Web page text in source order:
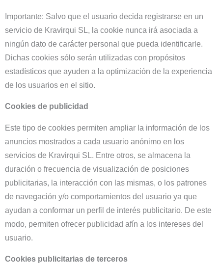
Importante: Salvo que el usuario decida registrarse en un
servicio de Kravirqui SL, la cookie nunca irá asociada a
ningún dato de carácter personal que pueda identificarle.
Dichas cookies sólo serán utilizadas con propósitos
estadísticos que ayuden a la optimización de la experiencia
de los usuarios en el sitio.
Cookies de publicidad
Este tipo de cookies permiten ampliar la información de los
anuncios mostrados a cada usuario anónimo en los
servicios de Kravirqui SL. Entre otros, se almacena la
duración o frecuencia de visualización de posiciones
publicitarias, la interacción con las mismas, o los patrones
de navegación y/o comportamientos del usuario ya que
ayudan a conformar un perfil de interés publicitario. De este
modo, permiten ofrecer publicidad afín a los intereses del
usuario.
Cookies publicitarias de terceros